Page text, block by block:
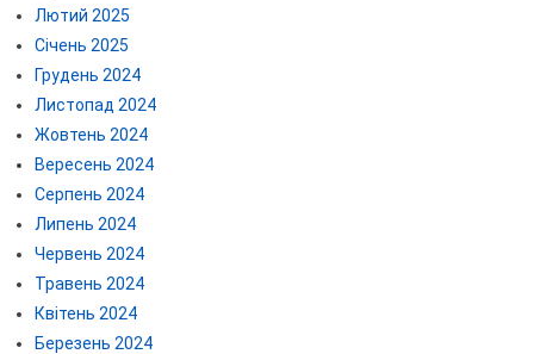
Лютий 2025
Січень 2025
Грудень 2024
Листопад 2024
Жовтень 2024
Вересень 2024
Серпень 2024
Липень 2024
Червень 2024
Травень 2024
Квітень 2024
Березень 2024